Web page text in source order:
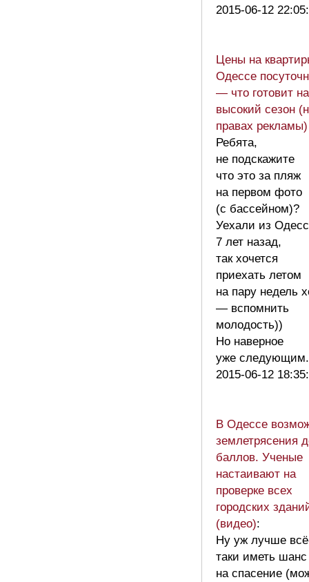
2015-06-12
Цены на
Одессе
— что готовит
высокий сезон
правах
Ребята,
не подскажите
что это за пляж
на первом фото
(с бассейном)?
Уехали из
7 лет назад,
так хочется
приехать летом
на пару недель
— вспомнить
молодость))
Но наверное
уже
2015-06-12
В Одессе
землетрясения
баллов. Ученые
настаивают на
проверке всех
городских
(видео):
Ну уж лучше
таки иметь шанс
на спасение